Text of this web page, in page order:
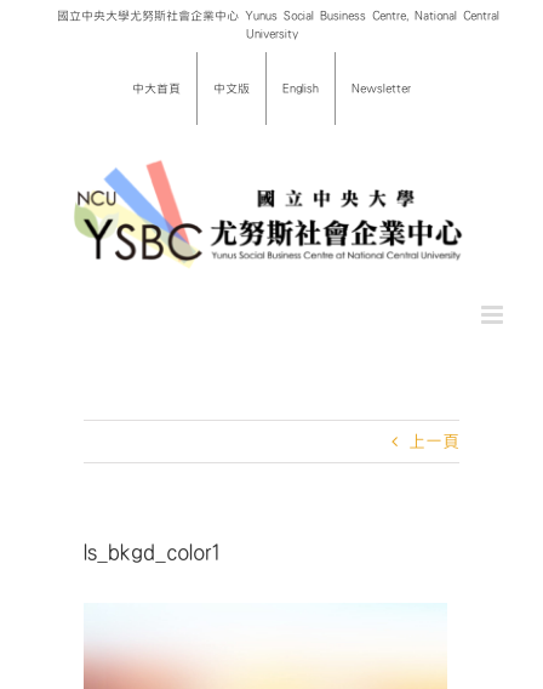
國立中央大學尤努斯社會企業中心 Yunus Social Business Centre, National Central
University
中大首頁 中文版 English Newsletter
上一頁
ls_bkgd_color1